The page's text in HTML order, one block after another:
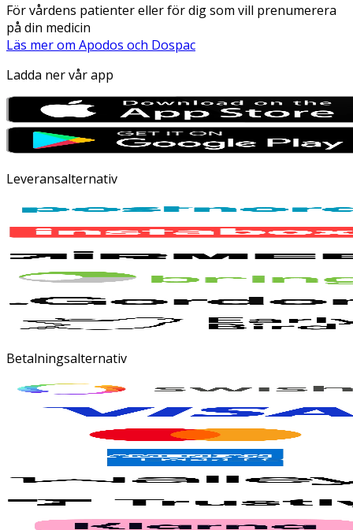
För vårdens patienter eller för dig som vill prenumerera
på din medicin
Läs mer om Apodos och Dospac
Ladda ner vår app
Leveransalternativ
Betalningsalternativ